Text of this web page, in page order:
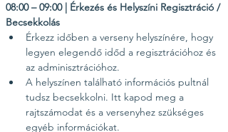
08:00 – 09:00 | Érkezés és Helyszíni Regisztráció /
Becsekkolás
Érkezz időben a verseny helyszínére, hogy
legyen elegendő időd a regisztrációhoz és
az adminisztrációhoz.
A helyszínen található információs pultnál
tudsz becsekkolni. Itt kapod meg a
rajtszámodat és a versenyhez szükséges
egyéb információkat.